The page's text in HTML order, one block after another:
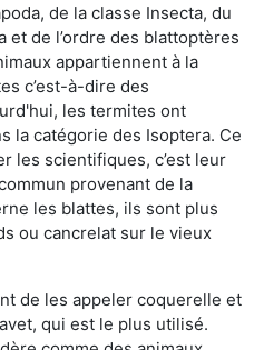
de la classe Insecta, du
de l’ordre des blattoptères
appartiennent à la
c’est-à-dire des
les termites ont
la catégorie des Isoptera. Ce
les scientifiques, c’est leur
provenant de la
les blattes, ils sont plus
ou cancrelat sur le vieux
de les appeler coquerelle et
qui est le plus utilisé.